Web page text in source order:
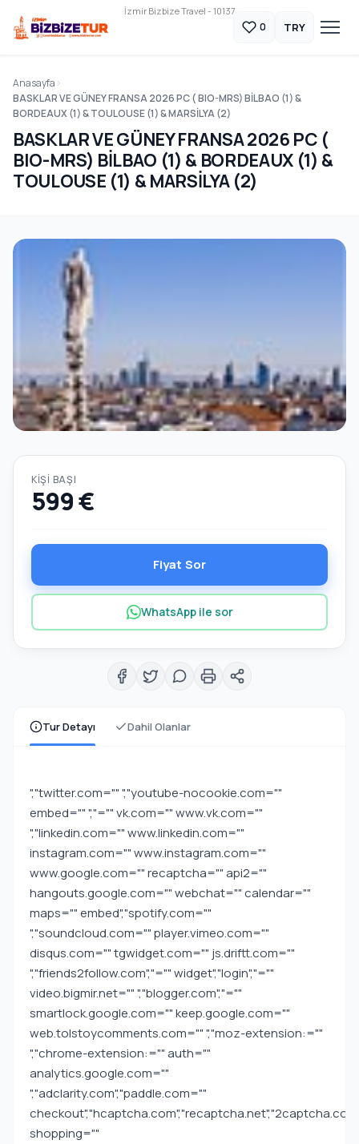
İzmir Bizbize Travel - 10137
0 TRY
Anasayfa
BASKLAR VE GÜNEY FRANSA 2026 PC ( BIO-MRS) BİLBAO (1) &
BORDEAUX (1) & TOULOUSE (1) & MARSİLYA (2)
BASKLAR VE GÜNEY FRANSA 2026 PC (
BIO-MRS) BİLBAO (1) & BORDEAUX (1) &
TOULOUSE (1) & MARSİLYA (2)
Tur Detayı Dahil Olanlar
","twitter.com="" ","youtube-nocookie.com=""
embed="" ","="" vk.com="" www.vk.com=""
","linkedin.com="" www.linkedin.com=""
instagram.com="" www.instagram.com=""
www.google.com="" recaptcha="" api2=""
hangouts.google.com="" webchat="" calendar=""
maps="" embed","spotify.com=""
","soundcloud.com="" player.vimeo.com=""
disqus.com="" tgwidget.com="" js.driftt.com=""
","friends2follow.com","="" widget","login","=""
video.bigmir.net="" ","blogger.com","=""
smartlock.google.com="" keep.google.com=""
web.tolstoycomments.com="" ","moz-extension:=""
","chrome-extension:="" auth=""
analytics.google.com=""
","adclarity.com","paddle.com=""
shopping=""
KIŞI BAŞI
599 €
Fiyat Sor
WhatsApp ile sor